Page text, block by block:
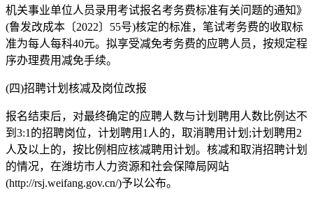
机关事业单位人员录用考试报名考务费标准有关问题的通知》
(鲁发改成本〔2022〕55号)核定的标准，笔试考务费的收取标
准为每人每科40元。拟享受减免考务费的应聘人员，按规定程
序办理费用减免手续。
(四)招聘计划核减及岗位改报
报名结束后，对最终确定的应聘人数与计划聘用人数比例达不
到3:1的招聘岗位，计划聘用1人的，取消聘用计划;计划聘用2
人及以上的，按比例相应核减聘用计划。核减和取消招聘计划
的情况，在潍坊市人力资源和社会保障局网站
(http://rsj.weifang.gov.cn/)予以公布。